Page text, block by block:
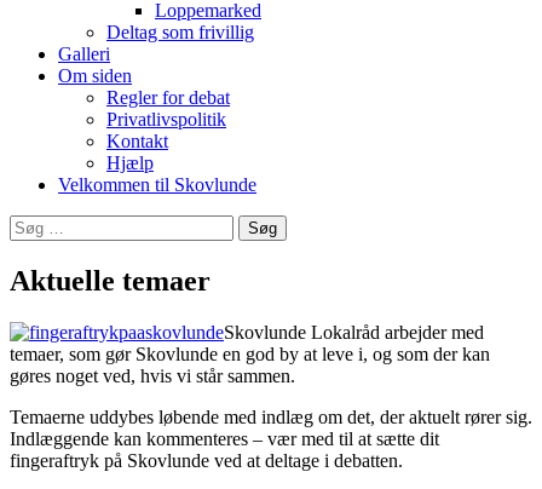
Loppemarked
Deltag som frivillig
Galleri
Om siden
Regler for debat
Privatlivspolitik
Kontakt
Hjælp
Velkommen til Skovlunde
Søg
efter:
Aktuelle temaer
Skovlunde Lokalråd arbejder med
temaer, som gør Skovlunde en god by at leve i, og som der kan
gøres noget ved, hvis vi står sammen.
Temaerne uddybes løbende med indlæg om det, der aktuelt rører sig.
Indlæggende kan kommenteres – vær med til at sætte dit
fingeraftryk på Skovlunde ved at deltage i debatten.